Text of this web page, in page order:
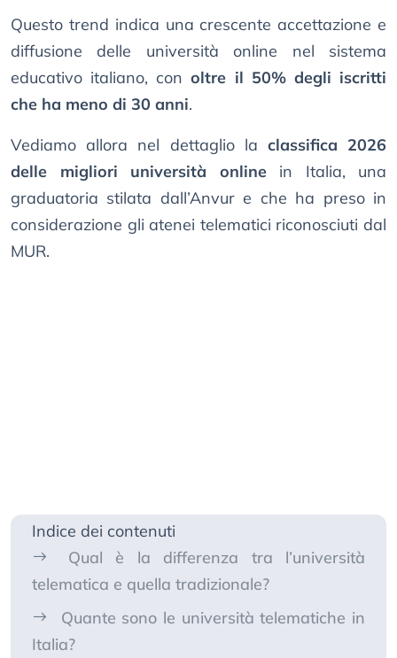
Questo trend indica una crescente accettazione e
diffusione delle università online nel sistema
educativo italiano, conoltre il 50% degli iscritti
che ha meno di 30 anni.
Vediamo allora nel dettaglio la classifica 2026
delle migliori università onlinein Italia, una
graduatoria stilata dall’Anvur e che ha preso in
considerazione gli atenei telematici riconosciuti dal
MUR.
Indice dei contenuti
Qual è la differenza tra l’università
telematica e quella tradizionale?
Quante sono le università telematiche in
Italia?